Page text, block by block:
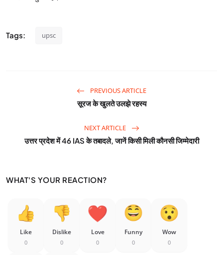
Tags: upsc
PREVIOUS ARTICLE
सूरज के खुलते उलझे रहस्य
NEXT ARTICLE
उत्तर प्रदेश में 46 IAS के तबादले, जानें किसी मिली कौनसी जिम्मेदारी
WHAT'S YOUR REACTION?
Like
0
Dislike
0
Love
0
Funny
0
Wow
0